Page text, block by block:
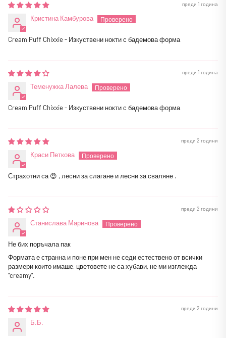
преди 1 година
Кристина Камбурова
Cream Puff Chixxie - Изкуствени нокти с бадемова форма
преди 1 година
Теменужка Лалева
Cream Puff Chixxie - Изкуствени нокти с бадемова форма
преди 2 години
Краси Петкова
Страхотни са 😍 , лесни за слагане и лесни за сваляне .
преди 2 години
Станислава Маринова
Не бих поръчала пак
Формата е странна и поне при мен не седи естествено от всички
размери които имаше, цветовете не са хубави, не ми изглежда
"creamy".
преди 2 години
Б.Б.